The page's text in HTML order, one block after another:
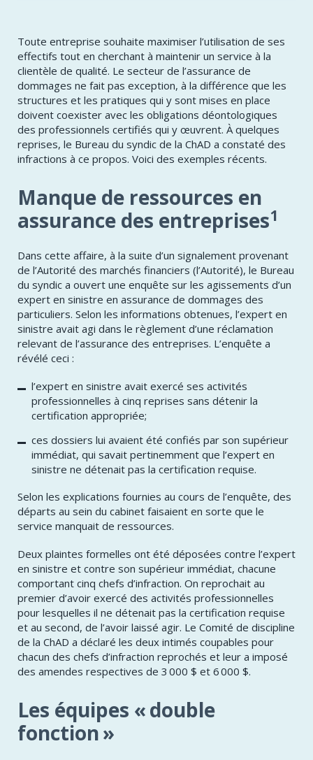
​Toute entreprise souhaite maximiser l’utilisation de ses
effectifs tout en cherchant à maintenir un service à la
clientèle de qualité. Le secteur de l’assurance de
dommages ne fait pas exception, à la différence que les
structures et les pratiques qui y sont mises en place
doivent coexister avec les obligations déontologiques
des professionnels certifiés qui y œuvrent. À quelques
reprises, le Bureau du syndic de la ChAD a constaté des
infractions à ce propos. Voici des exemples récents.
Manque de ressources en
assurance des entreprises1
​Dans cette affaire, à la suite d’un signalement provenant
de l’Autorité des marchés financiers (l’Autorité), le Bureau
du syndic a ouvert une enquête sur les agissements d’un
expert en sinistre en assurance de dommages des
particuliers. Selon les informations obtenues, l’expert en
sinistre avait agi dans le règlement d’une réclamation
relevant de l’assurance des entreprises. L’enquête a
révélé ceci :
l’expert en sinistre avait exercé ses activités
professionnelles à cinq reprises sans détenir la
certification appropriée;
ces dossiers lui avaient été confiés par son supérieur
immédiat, qui savait pertinemment que l’expert en
sinistre ne détenait pas la certification requise.
​Selon les explications fournies au cours de l’enquête, des
départs au sein du cabinet faisaient en sorte que le
service manquait de ressources.
​Deux plaintes formelles ont été déposées contre l’expert
en sinistre et contre son supérieur immédiat, chacune
comportant cinq chefs d’infraction. On reprochait au
premier d’avoir exercé des activités professionnelles
pour lesquelles il ne détenait pas la certification requise
et au second, de l’avoir laissé agir. Le Comité de discipline
de la ChAD a déclaré les deux intimés coupables pour
chacun des chefs d’infraction reprochés et leur a imposé
des amendes respectives de 3 000 $ et 6 000 $.
Les équipes « double
fonction »